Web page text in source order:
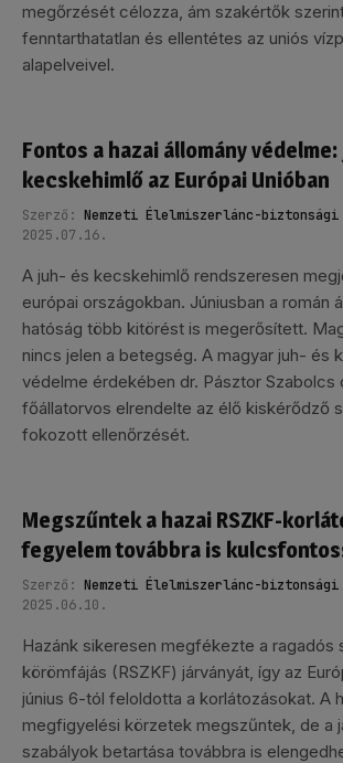
megőrzését célozza, ám szakértők
fenntarthatatlan és ellentétes az uniós
alapelveivel.
Fontos a hazai állomány
kecskehimlő az Európai Unióban
Szerző: Nemzeti Élelmiszerlánc-
2025.07.16.
A juh- és kecskehimlő rendszeresen
európai országokban. Júniusban a román
hatóság több kitörést is megerősített.
nincs jelen a betegség. A magyar juh- és
védelme érdekében dr. Pásztor Szabolcs
főállatorvos elrendelte az élő kiskérődző
fokozott ellenőrzését.
Megszűntek a hazai RSZKF-
fegyelem továbbra is
Szerző: Nemzeti Élelmiszerlánc-
2025.06.10.
Hazánk sikeresen megfékezte a ragadós
körömfájás (RSZKF) járványát, így az
június 6-tól feloldotta a korlátozásokat. A
megfigyelési körzetek megszűntek, de a
szabályok betartása továbbra is